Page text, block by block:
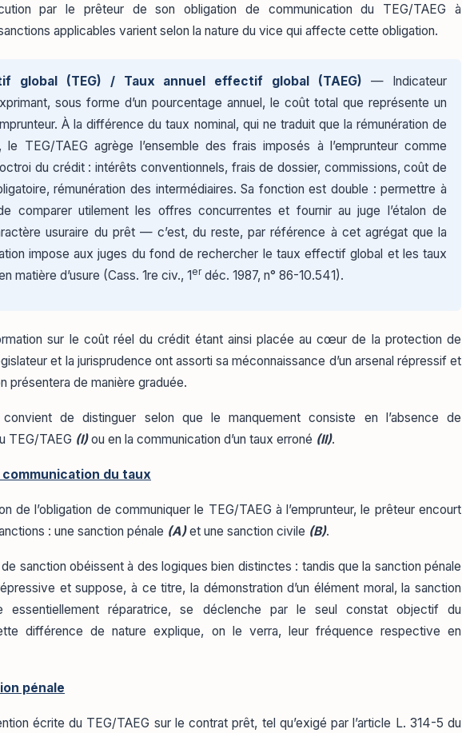
par le prêteur de son obligation de communication du TEG/TAEG à
applicables varient selon la nature du vice qui affecte cette obligation.
global (TEG) / Taux annuel effectif global (TAEG) — Indicateur
sous forme d’un pourcentage annuel, le coût total que représente un
À la différence du taux nominal, qui ne traduit que la rémunération de
le TEG/TAEG agrège l’ensemble des frais imposés à l’emprunteur comme
du crédit : intérêts conventionnels, frais de dossier, commissions, coût de
rémunération des intermédiaires. Sa fonction est double : permettre à
de comparer utilement les offres concurrentes et fournir au juge l’étalon de
usuraire du prêt — c’est, du reste, par référence à cet agrégat que la
impose aux juges du fond de rechercher le taux effectif global et les taux
matière d’usure (Cass. 1re civ., 1er déc. 1987, n° 86-10.541).
sur le coût réel du crédit étant ainsi placée au cœur de la protection de
et la jurisprudence ont assorti sa méconnaissance d’un arsenal répressif et
présentera de manière graduée.
de distinguer selon que le manquement consiste en l’absence de
TEG/TAEG (I)ou en la communication d’un taux erroné (II).
communication du taux
de l’obligation de communiquer le TEG/TAEG à l’emprunteur, le prêteur encourt
: une sanction pénale (A)et une sanction civile (B).
sanction obéissent à des logiques bien distinctes : tandis que la sanction pénale
et suppose, à ce titre, la démonstration d’un élément moral, la sanction
essentiellement réparatrice, se déclenche par le seul constat objectif du
différence de nature explique, on le verra, leur fréquence respective en
pénale
écrite du TEG/TAEG sur le contrat prêt, tel qu’exigé par l’article L. 314-5 du